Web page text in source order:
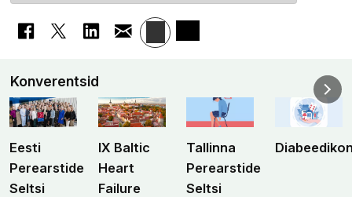
Konverentsid
Eesti
Perearstide
Seltsi
IX Baltic
Heart
Failure
Tallinna
Perearstide
Seltsi